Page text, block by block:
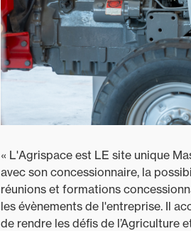
« L'Agrispace est LE site unique
avec son concessionnaire, la
réunions et formations
les évènements de l'entreprise. Il
de rendre les défis de l’Agriculture